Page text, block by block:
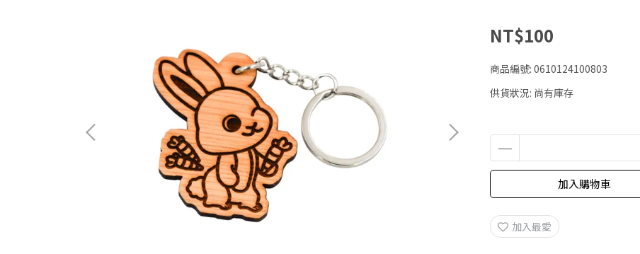
NT$100
商品編號: 0610124100803
供貨狀況: 尚有庫存
加入購物車
加入最愛